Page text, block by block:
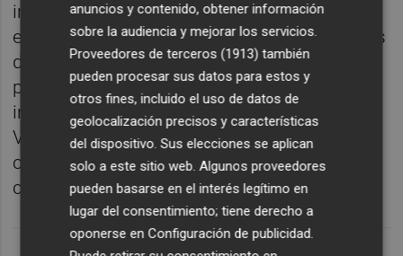
interiores que servirán para mejorar la
entrada de luz natural a las consultas y salas
de espera. La actuación se enmarca en el
plan de ampliación y mejora de las
infraestructuras del Hospital General de
València y supondrá un aumento de su
capacidad hospitalaria en alrededor de 100
camas adicionales.
anuncios y contenido, obtener información
sobre la audiencia y mejorar los servicios.
Proveedores de terceros (1913) también
pueden procesar sus datos para estos y
otros fines, incluido el uso de datos de
geolocalización precisos y características
del dispositivo. Sus elecciones se aplican
solo a este sitio web. Algunos proveedores
pueden basarse en el interés legítimo en
lugar del consentimiento; tiene derecho a
oponerse enConfiguración de publicidad.